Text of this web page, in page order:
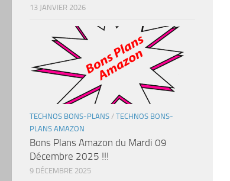
13 JANVIER 2026
TECHNOS BONS-PLANS / TECHNOS BONS-
PLANS AMAZON
Bons Plans Amazon du Mardi 09
Décembre 2025 !!!
9 DÉCEMBRE 2025